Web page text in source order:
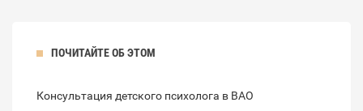
ПОЧИТАЙТЕ ОБ ЭТОМ
Консультация детского психолога в ВАО